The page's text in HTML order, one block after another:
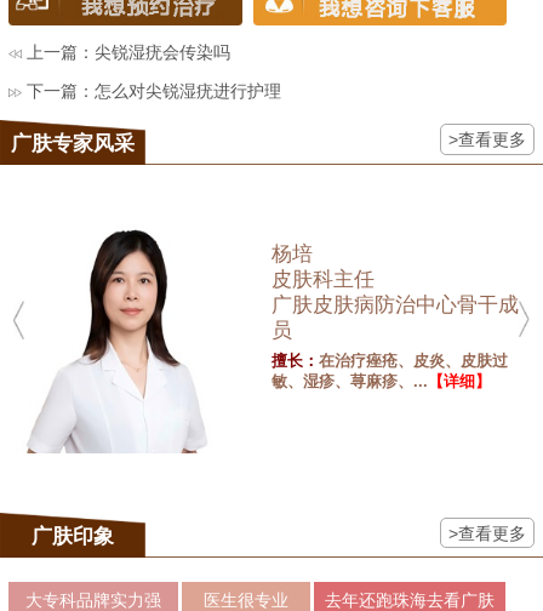
上一篇： 尖锐湿疣会传染吗
下一篇：怎么对尖锐湿疣进行护理
广肤专家风采 >查看更多
杨培
皮肤科主任
广肤皮肤病防治中心骨干成
员
擅长：在治疗痤疮、皮炎、皮肤过
敏、湿疹、荨麻疹、... 【详细】
广肤印象 >查看更多
大专科品牌实力强 医生很专业 去年还跑珠海去看广肤